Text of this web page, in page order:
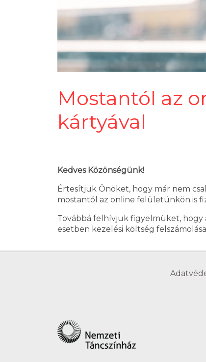
Mostantól az
kártyával
Kedves Közönségünk!
Értesítjük Önöket, hogy már nem
mostantól az online felületünkön is
Továbbá felhívjuk figyelmüket, hogy
esetben kezelési költség